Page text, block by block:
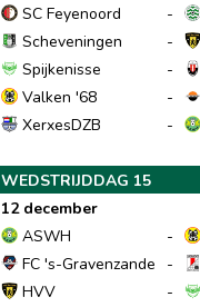
SC Feyenoord
-
Scheveningen
-
Spijkenisse
-
Valken '68
-
XerxesDZB
-
WEDSTRIJDDAG 15
12 december
ASWH
-
FC 's-Gravenzande
-
HVV
-